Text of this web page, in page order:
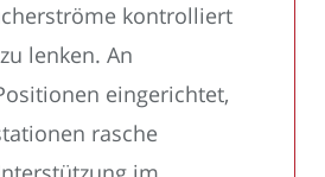
kontrolliert
lenken. An
eingerichtet,
rasche